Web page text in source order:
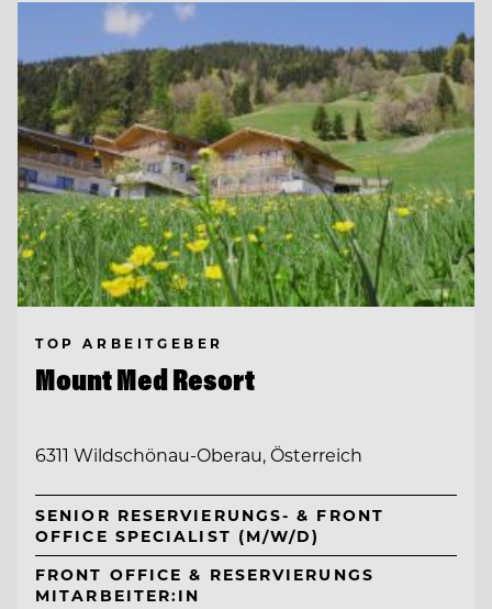
TOP ARBEITGEBER
Mount Med Resort
6311 Wildschönau-Oberau, Österreich
SENIOR RESERVIERUNGS- & FRONT
OFFICE SPECIALIST (M/W/D)
FRONT OFFICE & RESERVIERUNGS
MITARBEITER:IN